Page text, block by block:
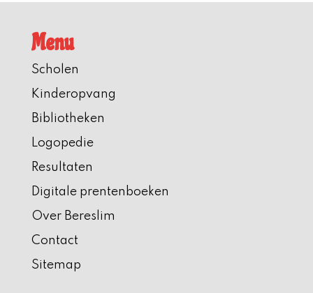
Menu
Scholen
Kinderopvang
Bibliotheken
Logopedie
Resultaten
Digitale prentenboeken
Over Bereslim
Contact
Sitemap